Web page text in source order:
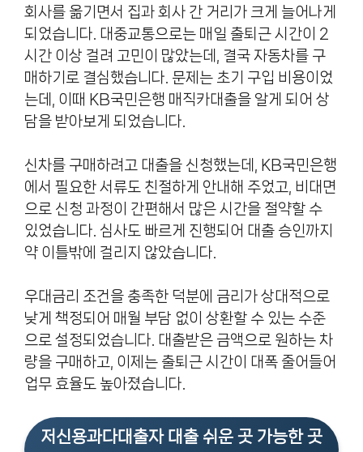
회사를 옮기면서 집과 회사 간 거리가 크게 늘어나게
되었습니다. 대중교통으로는 매일 출퇴근 시간이 2
시간 이상 걸려 고민이 많았는데, 결국 자동차를 구
매하기로 결심했습니다. 문제는 초기 구입 비용이었
는데, 이때 KB국민은행 매직카대출을 알게 되어 상
담을 받아보게 되었습니다.
신차를 구매하려고 대출을 신청했는데, KB국민은행
에서 필요한 서류도 친절하게 안내해 주었고, 비대면
으로 신청 과정이 간편해서 많은 시간을 절약할 수
있었습니다. 심사도 빠르게 진행되어 대출 승인까지
약 이틀밖에 걸리지 않았습니다.
우대금리 조건을 충족한 덕분에 금리가 상대적으로
낮게 책정되어 매월 부담 없이 상환할 수 있는 수준
으로 설정되었습니다. 대출받은 금액으로 원하는 차
량을 구매하고, 이제는 출퇴근 시간이 대폭 줄어들어
업무 효율도 높아졌습니다.
저신용과다대출자 대출 쉬운 곳 가능한 곳